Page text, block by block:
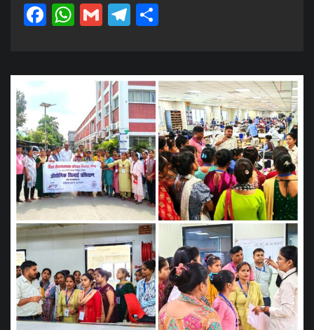
Facebook
WhatsApp
GmailTelegram